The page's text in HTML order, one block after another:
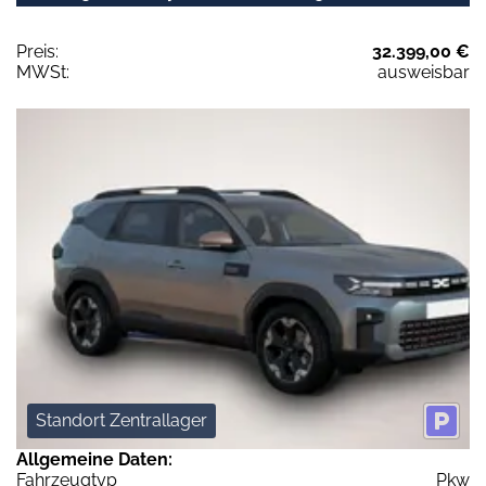
Preis:
32.399,00 €
MWSt:
ausweisbar
Standort Zentrallager
Allgemeine Daten:
Fahrzeugtyp
Pkw